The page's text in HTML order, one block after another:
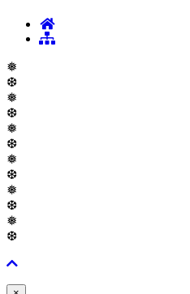
❅
❆
❅
❆
❅
❆
❅
❆
❅
❆
❅
❆